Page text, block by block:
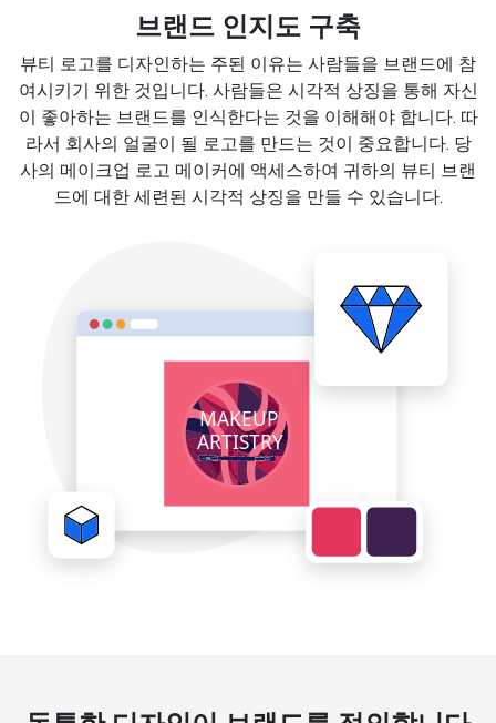
브랜드 인지도 구축
뷰티 로고를 디자인하는 주된 이유는 사람들을 브랜드에 참
여시키기 위한 것입니다. 사람들은 시각적 상징을 통해 자신
이 좋아하는 브랜드를 인식한다는 것을 이해해야 합니다. 따
라서 회사의 얼굴이 될 로고를 만드는 것이 중요합니다. 당
사의 메이크업 로고 메이커에 액세스하여 귀하의 뷰티 브랜
드에 대한 세련된 시각적 상징을 만들 수 있습니다.